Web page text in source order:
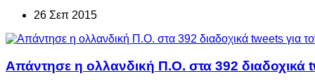
26 Σεπ 2015
Απάντησε η ολλανδική Π.Ο. στα 392 διαδοχικά